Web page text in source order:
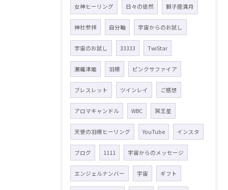
女神ヒーリング 日々の徒然 獅子座満月
神社参拝 自分軸 宇宙からのお試し
宇宙のお試し 33333 TwiStar
瀬織津姫 羽根 ピンクサファイア
ブレスレット ツインレイ ご感想
アロマキャンドル WBC 冥王星
天使の羽根ヒーリング YouTube インスタ
ブログ 1111 宇宙からのメッセージ
エンジェルナンバー 宇宙 ギフト